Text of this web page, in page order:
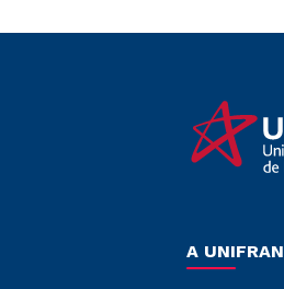
A UNIFRAN